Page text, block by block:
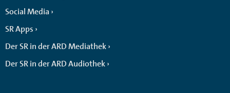
Social Media
SR Apps
Der SR in der ARD Mediathek
Der SR in der ARD Audiothek